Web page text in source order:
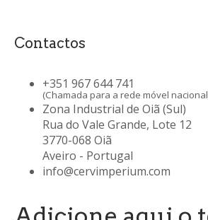
Contactos
+351 967 644 741
(Chamada para a rede móvel
Zona Industrial de Oiã (Sul)
Rua do Vale Grande, Lote 12
3770-068 Oiã
Aveiro - Portugal
info@cervimperium.com